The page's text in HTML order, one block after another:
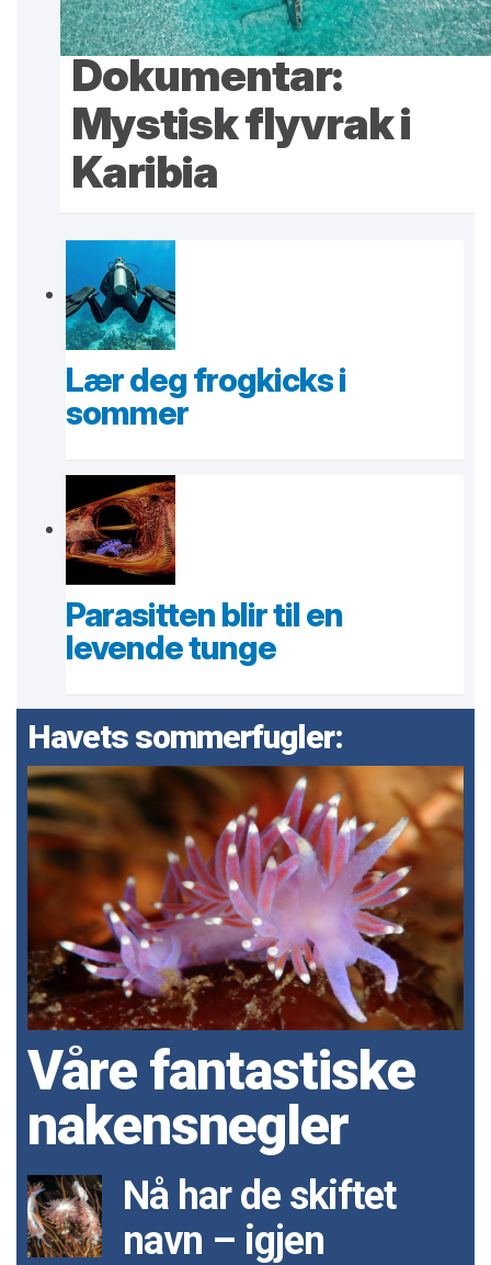
Dokumentar:
Mystisk flyvrak i
Karibia
Lær deg frogkicks i
sommer
Parasitten blir til en
levende tunge
Havets sommerfugler:
Våre fantastiske
nakensnegler
Nå har de skiftet
navn – igjen